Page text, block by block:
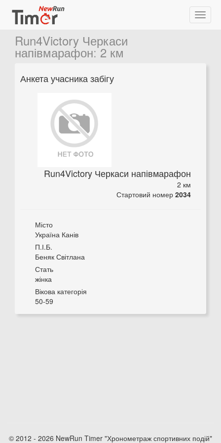
Run4Victory Черкаси
напівмарафон:2 км
Анкета учасника забігу
Run4Victory Черкаси напівмарафон
2 км
Стартовий номер 2034
Місто
Україна Канів
П.І.Б.
Беняк Світлана
Стать
жінка
Вікова категорія
50-59
© 2012 - 2026 NewRun Timer "Хронометраж спортивних подій"